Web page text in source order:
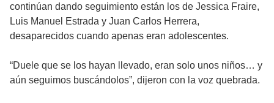
continúan dando seguimiento están los de Jessica Fraire,
Luis Manuel Estrada y Juan Carlos Herrera,
desaparecidos cuando apenas eran adolescentes.
“Duele que se los hayan llevado, eran solo unos niños… y
aún seguimos buscándolos”, dijeron con la voz quebrada.